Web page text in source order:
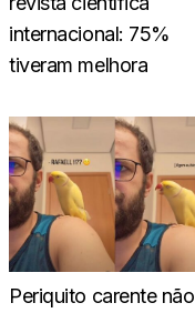
internacional: 75%
tiveram melhora
Periquito carente não